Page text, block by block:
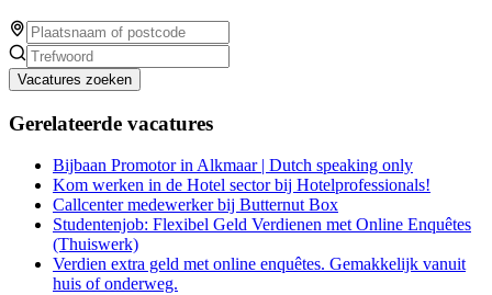
Vacatures zoeken
Gerelateerde vacatures
Bijbaan Promotor in Alkmaar | Dutch speaking only
Kom werken in de Hotel sector bij Hotelprofessionals!
Callcenter medewerker bij Butternut Box
Studentenjob: Flexibel Geld Verdienen met Online Enquêtes
(Thuiswerk)
Verdien extra geld met online enquêtes. Gemakkelijk vanuit
huis of onderweg.